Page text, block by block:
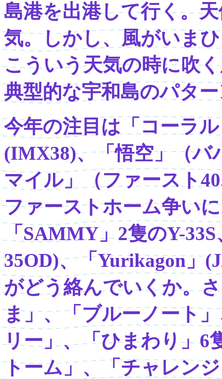
島港を出港して行く。
気。しかし、風がいま
こういう天気の時に吹
典型的な宇和島のパタ
今年の注目は「コーラ
(IMX38)、「悟空」（バ
マイル」（ファースト
ファーストホーム争い
「SAMMY」2隻のY-
35OD)、「Yurikagon」
がどう絡んでいくか。
ま」、「ブルーノート
リー」、「ひまわり」6
トーム」、「チャレン